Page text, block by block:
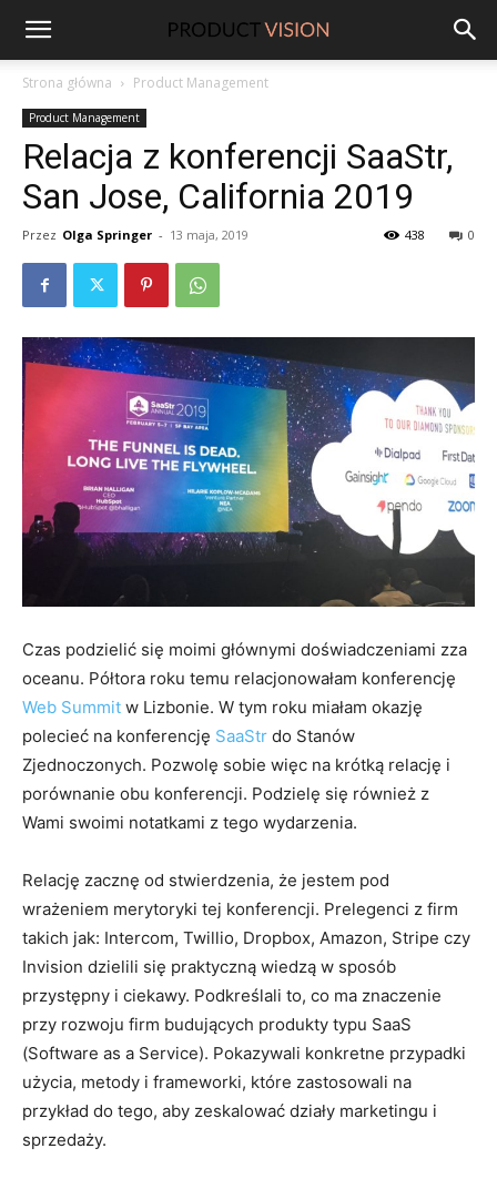
ProductVision
Strona główna Product Management
Product Management
Relacja z konferencji SaaStr,
San Jose, California 2019
Przez Olga Springer - 13 maja, 2019 0
438
Czas podzielić się moimi głównymi doświadczeniami zza
oceanu. Półtora roku temu relacjonowałam konferencję
Web Summit w Lizbonie. W tym roku miałam okazję
polecieć na konferencję SaaStr do Stanów
Zjednoczonych. Pozwolę sobie więc na krótką relację i
porównanie obu konferencji. Podzielę się również z
Wami swoimi notatkami z tego wydarzenia.
Relację zacznę od stwierdzenia, że jestem pod
wrażeniem merytoryki tej konferencji. Prelegenci z firm
takich jak: Intercom, Twillio, Dropbox, Amazon, Stripe czy
Invision dzielili się praktyczną wiedzą w sposób
przystępny i ciekawy. Podkreślali to, co ma znaczenie
przy rozwoju firm budujących produkty typu SaaS
(Software as a Service). Pokazywali konkretne przypadki
użycia, metody i frameworki, które zastosowali na
przykład do tego, aby zeskalować działy marketingu i
sprzedaży.